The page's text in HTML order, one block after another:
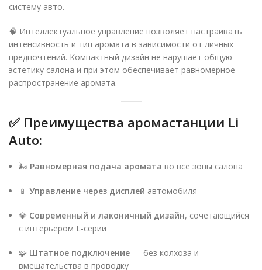
систему авто.
🧠 Интеллектуальное управление позволяет настраивать
интенсивность и тип аромата в зависимости от личных
предпочтений. Компактный дизайн не нарушает общую
эстетику салона и при этом обеспечивает равномерное
распространение аромата.
✅ Преимущества аромастанции Li
Auto:
🌬️ Равномерная подача аромата во все зоны салона
📱 Управление через дисплей автомобиля
💎 Современный и лаконичный дизайн, сочетающийся
с интерьером L-серии
🧩 Штатное подключение — без колхоза и
вмешательства в проводку